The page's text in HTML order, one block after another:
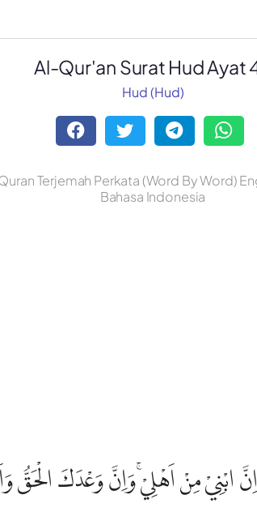
Al-Qur'an Surat Hud Ayat
Hud (Hud)
Terjemah Perkata (Word By Word)
Bahasa Indonesia
ابْنِيْ مِنْ اَهْلِيْۚ وَاِنَّ وَعْدَكَ الْحَقُّ